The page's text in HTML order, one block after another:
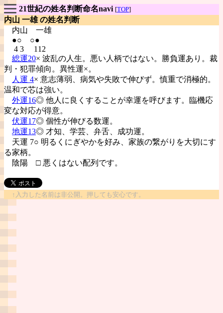
21世紀の姓名判断命名navi [TOP]
内山 一雄 の姓名判断
内山 一雄
●○ ○●
4 3 112
総運20× 波乱の人生。悪い人柄ではない。勝負運あり。裁
判・犯罪傾向。異性運×。
人運 4× 意志薄弱、病気や失敗で伸びず。慎重で消極的。
温和で芯は強い。
外運16◎ 他人に良くすることが幸運を呼びます。臨機応
変な対応が得意。
伏運17◎ 個性が伸びる数運。
地運13◎ 才知、学芸、弁舌、成功運。
天運 7○ 明るくにぎやかを好み、家族の繋がりを大切にす
る家柄。
陰陽 □ 悪くはない配列です。
↑入力した名前は非公開。押しても安心です。